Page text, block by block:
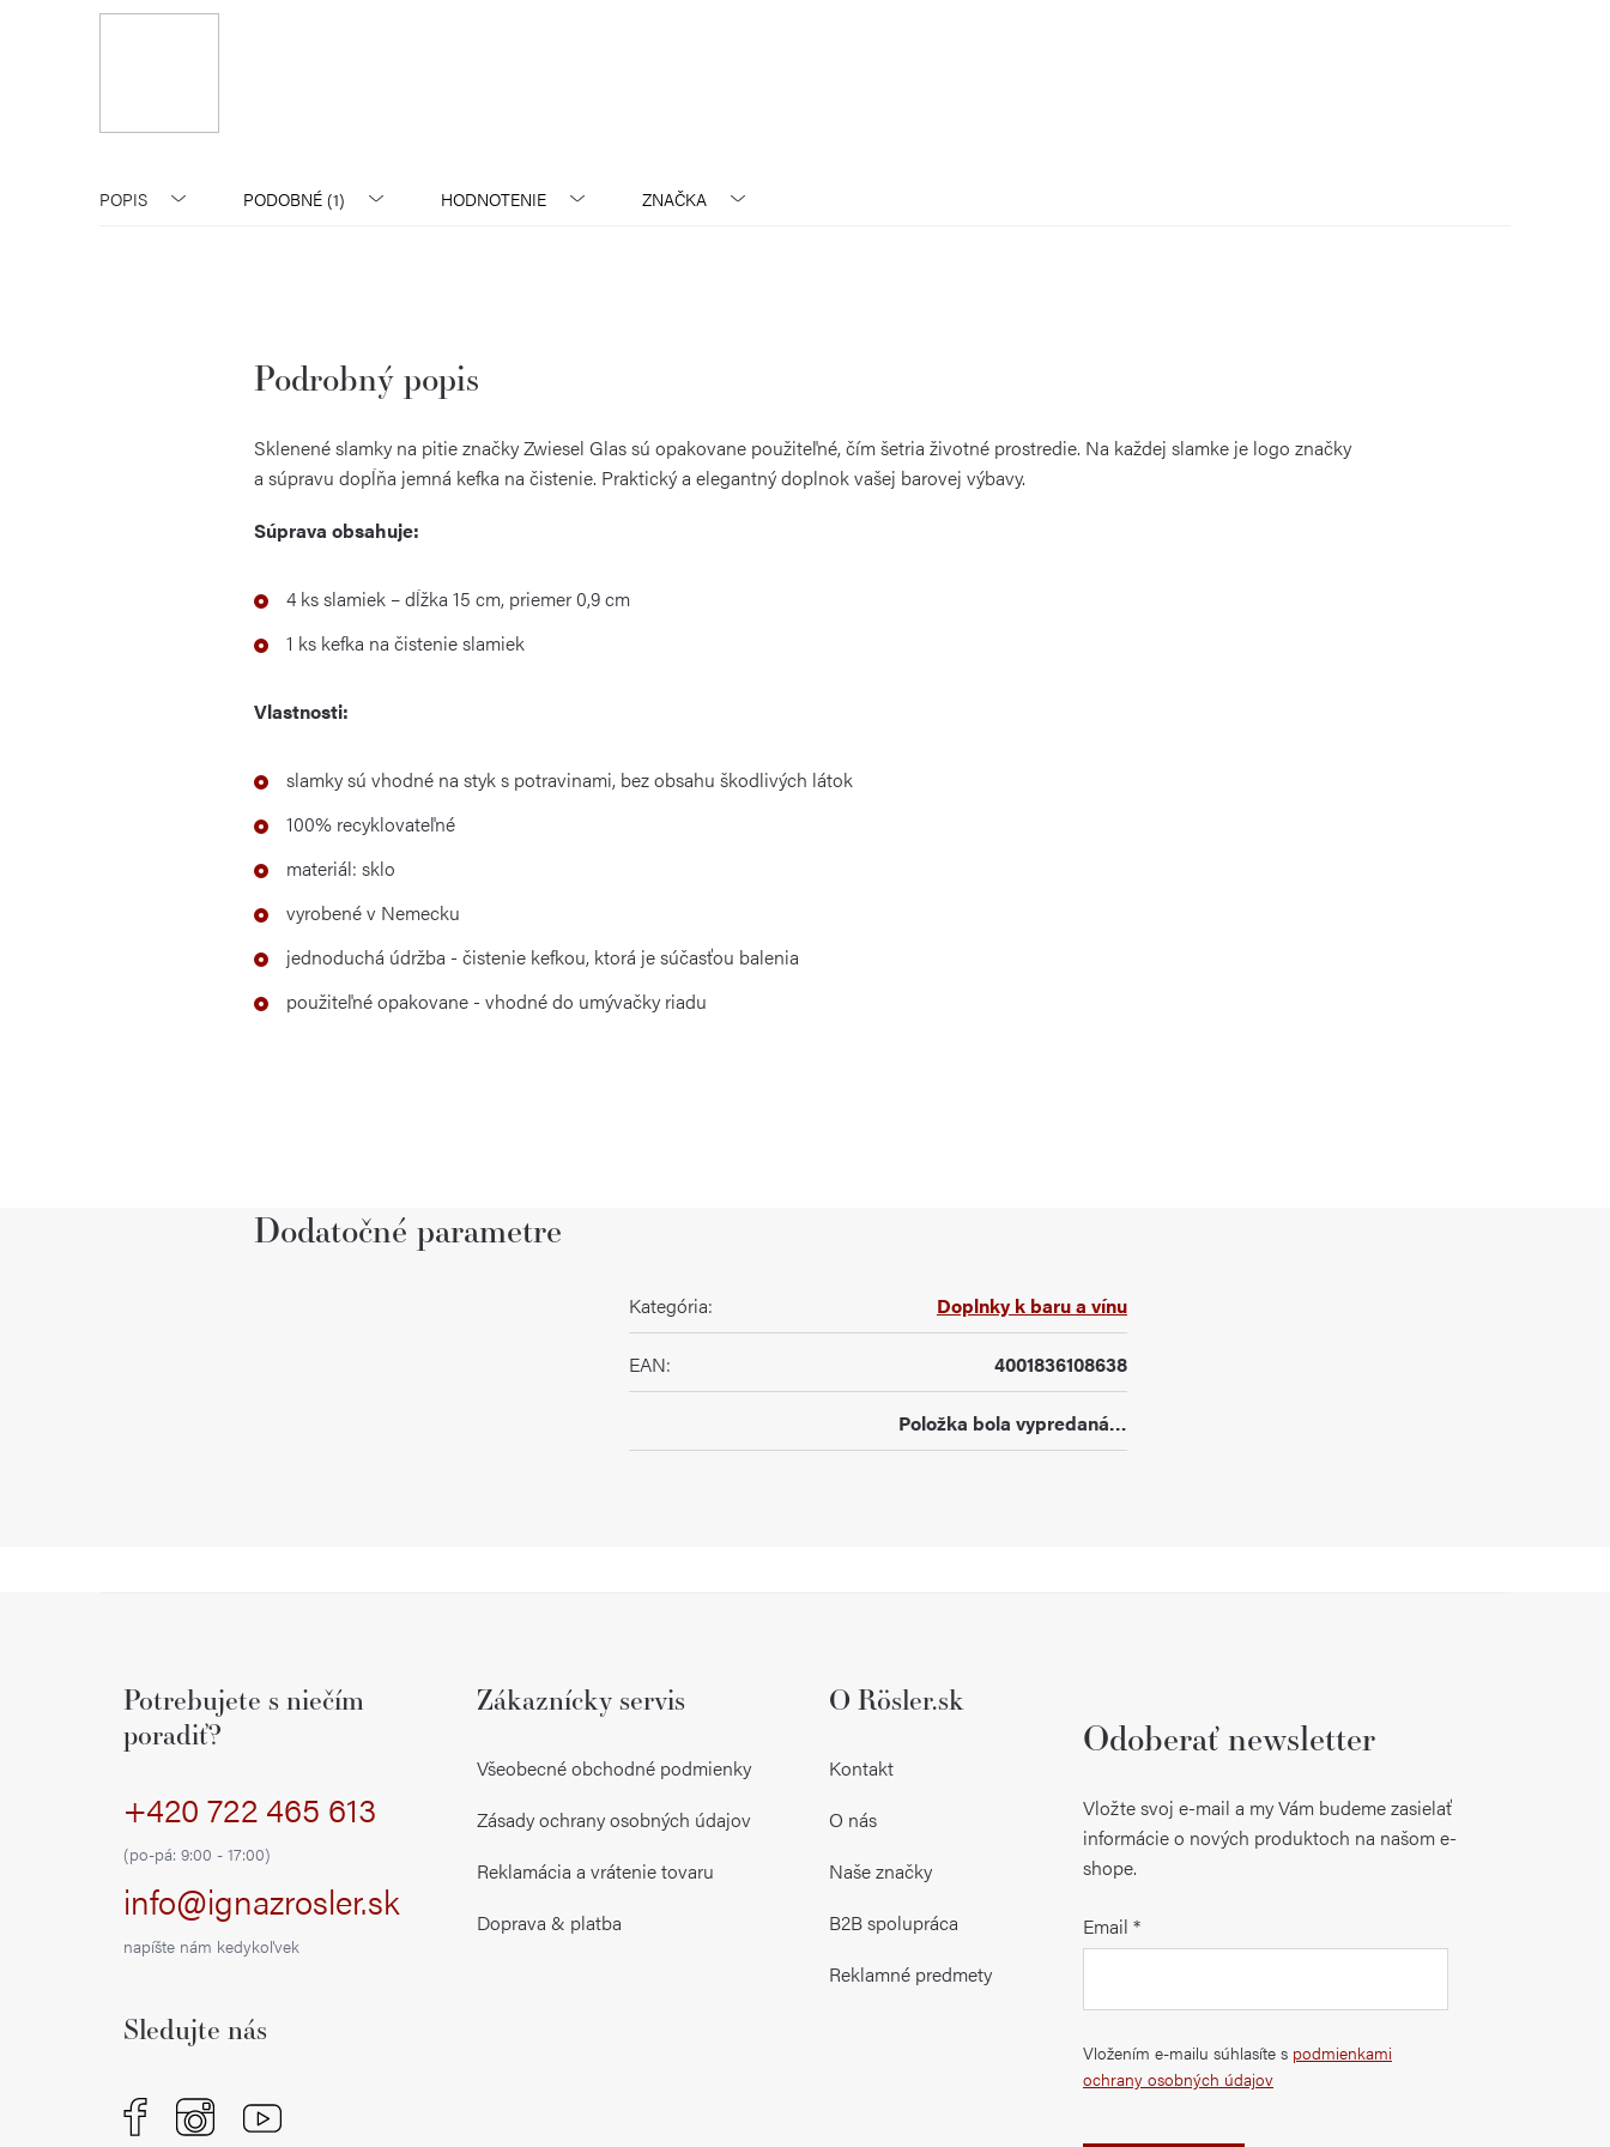
POPIS PODOBNÉ (1) HODNOTENIE ZNAČKA
Podrobný popis
Sklenené slamky na pitie značky Zwiesel Glas sú opakovane použiteľné, čím šetria životné prostredie. Na každej slamke je logo značky
a súpravu dopĺňa jemná kefka na čistenie. Praktický a elegantný doplnok vašej barovej výbavy.
Súprava obsahuje:
4 ks slamiek – dĺžka 15 cm, priemer 0,9 cm
1 ks kefka na čistenie slamiek
Vlastnosti:
slamky sú vhodné na styk s potravinami, bez obsahu škodlivých látok
100% recyklovateľné
materiál: sklo
vyrobené v Nemecku
jednoduchá údržba - čistenie kefkou, ktorá je súčasťou balenia
použiteľné opakovane - vhodné do umývačky riadu
Dodatočné parametre
Kategória: Doplnky k baru a vínu
EAN: 4001836108638
Položka bola vypredaná…
Potrebujete s niečím
poradiť?
+420 722 465 613
(po-pá: 9:00 - 17:00)
info@ignazrosler.sk
napíšte nám kedykoľvek
Sledujte nás
Zákaznícky servis
Všeobecné obchodné podmienky
Zásady ochrany osobných údajov
Reklamácia a vrátenie tovaru
Doprava & platba
O Rösler.sk
Kontakt
O nás
Naše značky
B2B spolupráca
Reklamné predmety
Odoberať newsletter
Vložte svoj e-mail a my Vám budeme zasielať
informácie o nových produktoch na našom e-
shope.
Email
Vložením e-mailu súhlasíte s podmienkami
ochrany osobných údajov